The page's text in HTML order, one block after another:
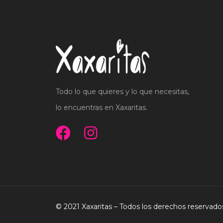
Todo lo que quieres y lo que necesitas,
lo encuentras en Xaxaritas.
© 2021 Xaxaritas – Todos los derechos